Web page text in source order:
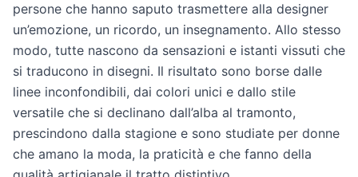
persone che hanno saputo trasmettere alla designer
un’emozione, un ricordo, un insegnamento. Allo stesso
modo, tutte nascono da sensazioni e istanti vissuti che
si traducono in disegni. Il risultato sono borse dalle
linee inconfondibili, dai colori unici e dallo stile
versatile che si declinano dall’alba al tramonto,
prescindono dalla stagione e sono studiate per donne
che amano la moda, la praticità e che fanno della